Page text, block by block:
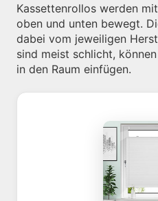
Kassettenrollos werden
oben und unten bewegt.
dabei vom jeweiligen
sind meist schlicht,
in den Raum einfügen.